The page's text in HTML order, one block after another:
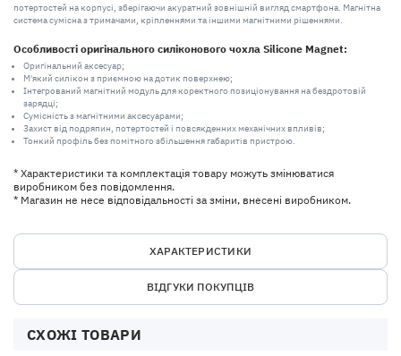
потертостей на корпусі, зберігаючи акуратний зовнішній вигляд смартфона. Магнітна
система сумісна з тримачами, кріпленнями та іншими магнітними рішеннями.
Особливості оригінального силіконового чохла Silicone Magnet:
Оригінальний аксесуар;
М'який силікон з приємною на дотик поверхнею;
Інтегрований магнітний модуль для коректного позиціонування на бездротовій
зарядці;
Сумісність з магнітними аксесуарами;
Захист від подряпин, потертостей і повсякденних механічних впливів;
Тонкий профіль без помітного збільшення габаритів пристрою.
* Характеристики та комплектація товару можуть змінюватися
виробником без повідомлення.
* Магазин не несе відповідальності за зміни, внесені виробником.
ХАРАКТЕРИСТИКИ
ВІДГУКИ ПОКУПЦІВ
СХОЖІ ТОВАРИ